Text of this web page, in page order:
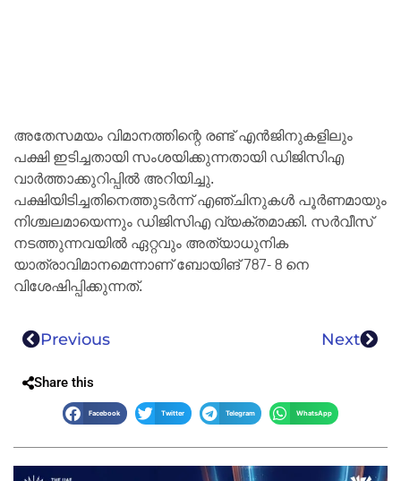
അതേസമയം വിമാനത്തിന്റെ രണ്ട് എൻജിനുകളിലും
പക്ഷി ഇടിച്ചതായി സംശയിക്കുന്നതായി ഡിജിസിഎ
വാർത്താക്കുറിപ്പിൽ അറിയിച്ചു.
പക്ഷിയിടിച്ചതിനെത്തുടർന്ന് എഞ്ചിനുകൾ പൂർണമായും
നിശ്ചലമായെന്നും ഡിജിസിഎ വ്യക്തമാക്കി. സര്‍വീസ്
നടത്തുന്നവയില്‍ ഏറ്റവും അത്യാധുനിക
യാത്രാവിമാനമെന്നാണ് ബോയിങ് 787- 8 നെ
വിശേഷിപ്പിക്കുന്നത്.
Previous Next
Share this
Facebook Twitter Telegram WhatsApp